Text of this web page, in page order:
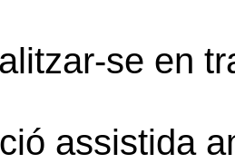
se en
assistida